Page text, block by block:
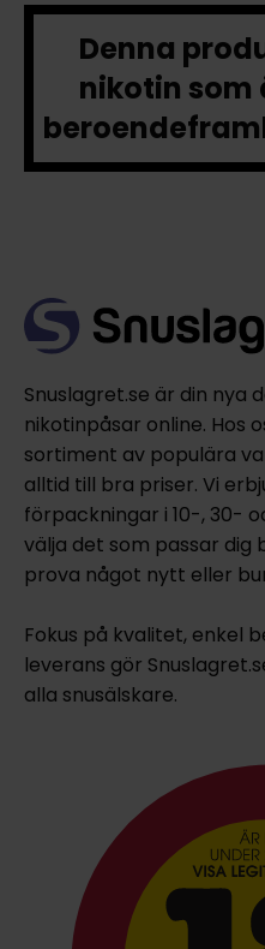
Denna
nikotin som
Snuslagret.se är din nya
nikotinpåsar online. Hos
sortiment av populära
alltid till bra priser. Vi
förpackningar i 10-, 30-
välja det som passar dig
prova något nytt eller
Fokus på kvalitet, enkel
leverans gör
alla snusälskare.